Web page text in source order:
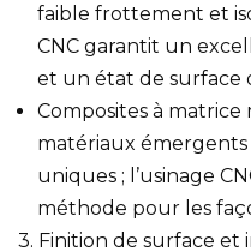
faible frottement et
CNC garantit un
et un état de surface
Composites à matrice
matériaux
uniques ; l’usinage
méthode pour les
3. Finition de surface et